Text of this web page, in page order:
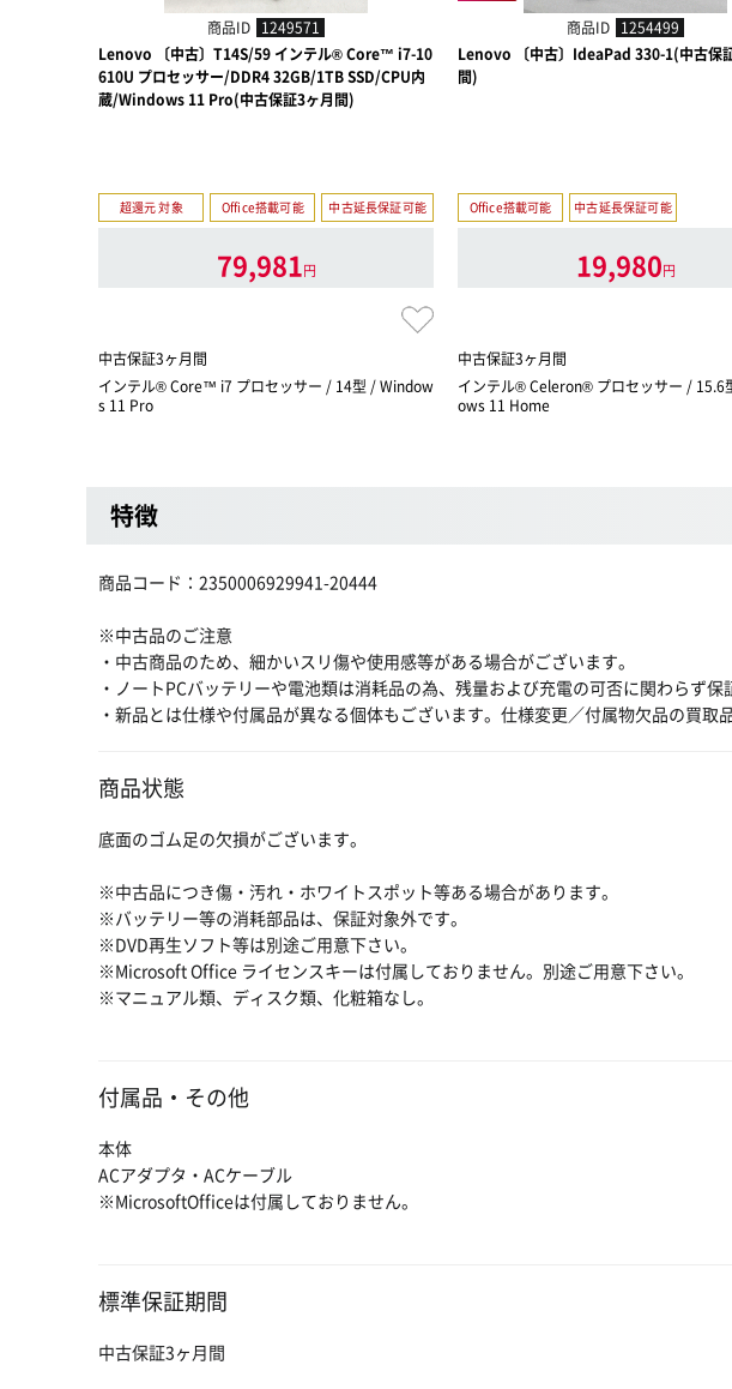
商品ID 1249571
Lenovo 〔中古〕T14S/59 インテル® Core™ i7-10
610U プロセッサー/DDR4 32GB/1TB SSD/CPU内
蔵/Windows 11 Pro(中古保証3ヶ月間)
超還元 対象 Office搭載可能 中古延長保証可能
79,981円
中古保証3ヶ月間
インテル® Core™ i7 プロセッサー / 14型 / Window
s 11 Pro
商品ID 1254499
Lenovo 〔中古〕IdeaPad 330-1(中古保
間)
Office搭載可能 中古延長保証可能
19,980円
中古保証3ヶ月間
インテル® Celeron® プロセッサー / 15.6
ows 11 Home
特徴
商品コード：2350006929941-20444
※中古品のご注意
・中古商品のため、細かいスリ傷や使用感等がある場合がございます。
・ノートPCバッテリーや電池類は消耗品の為、残量および充電の可否に関わらず
・新品とは仕様や付属品が異なる個体もございます。仕様変更／付属物欠品の買取
商品状態
底面のゴム足の欠損がございます。
※中古品につき傷・汚れ・ホワイトスポット等ある場合があります。
※バッテリー等の消耗部品は、保証対象外です。
※DVD再生ソフト等は別途ご用意下さい。
※Microsoft Office ライセンスキーは付属しておりません。別途ご用意下さい。
※マニュアル類、ディスク類、化粧箱なし。
付属品・その他
本体
ACアダプタ・ACケーブル
※MicrosoftOfficeは付属しておりません。
標準保証期間
中古保証3ヶ月間